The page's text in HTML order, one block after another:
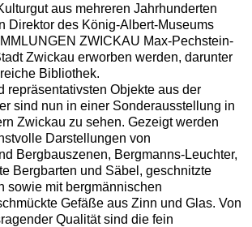
aus mehreren Jahrhunderten
Direktor des König-Albert-Museums
ZWICKAU Max-Pechstein-
Zwickau erworben werden, darunter
Bibliothek.
repräsentativsten Objekte aus der
sind nun in einer Sonderausstellung in
Zwickau zu sehen. Gezeigt werden
Darstellungen von
Bergbauszenen, Bergmanns-Leuchter,
Bergbarten und Säbel, geschnitzte
sowie mit bergmännischen
Gefäße aus Zinn und Glas. Von
Qualität sind die fein